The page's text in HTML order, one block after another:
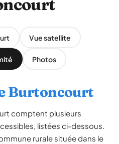
Vue satellite
Photos
Burtoncourt
comptent plusieurs
listées ci-dessous.
rurale située dans le